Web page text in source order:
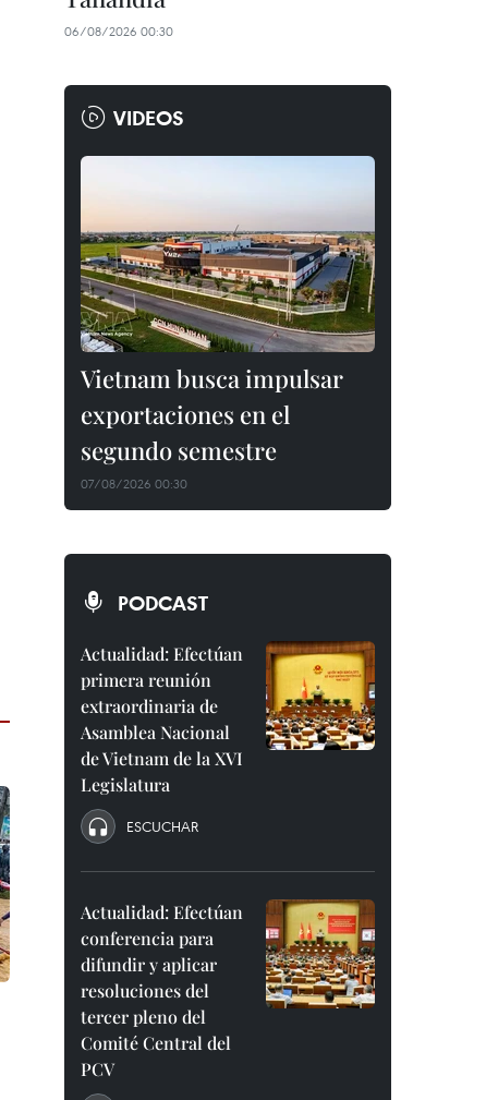
06/08/2026 00:30
VIDEOS
Vietnam busca impulsar
exportaciones en el
segundo semestre
07/08/2026 00:30
PODCAST
Actualidad: Efectúan
primera reunión
extraordinaria de
Asamblea Nacional
de Vietnam de la XVI
Legislatura
ESCUCHAR
Actualidad: Efectúan
conferencia para
difundir y aplicar
resoluciones del
tercer pleno del
Comité Central del
PCV